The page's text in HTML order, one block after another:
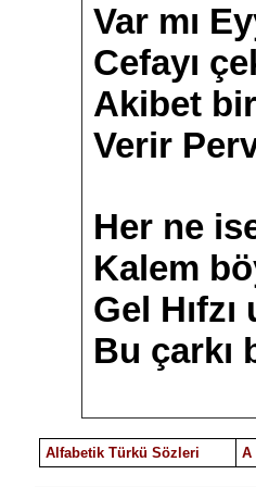
Var mı
Cefayı
Akibet
Verir
Her ne
Kalem
Gel
Bu çarkı
Alfabetik Türkü Sözleri A